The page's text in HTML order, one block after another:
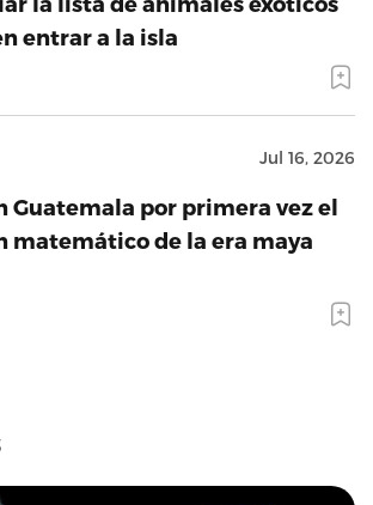
entrar a la isla
Jul 16, 2026
Guatemala por primera vez el
matemático de la era maya